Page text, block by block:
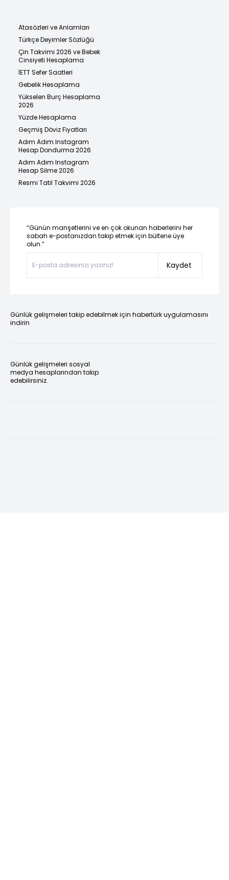
Atasözleri ve Anlamları
Türkçe Deyimler Sözlüğü
Çin Takvimi 2026 ve Bebek
Cinsiyeti Hesaplama
İETT Sefer Saatleri
Gebelik Hesaplama
Yükselen Burç Hesaplama
2026
Yüzde Hesaplama
Geçmiş Döviz Fiyatları
Adım Adım Instagram
Hesap Dondurma 2026
Adım Adım Instagram
Hesap Silme 2026
Resmi Tatil Takvimi 2026
“Günün manşetlerini ve en çok okunan haberlerini her
sabah e-postanızdan takip etmek için bültene üye
olun.”
Kaydet
Günlük gelişmeleri takip edebilmek için habertürk uygulamasını
indirin
Günlük gelişmeleri sosyal
medya hesaplarından takip
edebilirsiniz.